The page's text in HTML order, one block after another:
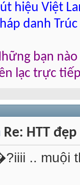
hiệu Việt
danh
bạn
lạc trực
Re: HTT
.. muội